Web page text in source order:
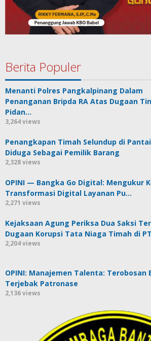
Berita Populer
Menanti Polres Pangkalpinang Dalam
Penanganan Bripda RA Atas Dugaan
Pidan…
3,264 views
Penangkapan Timah Selundup di Pantai
Diduga Sebagai Pemilik Barang
2,328 views
OPINI — Bangka Go Digital: Mengukur
Transformasi Digital Layanan Pu…
2,271 views
Kejaksaan Agung Periksa Dua Saksi
Dugaan Korupsi Tata Niaga Timah di
2,204 views
OPINI: Manajemen Talenta: Terobosan
Terjebak Patronase
2,136 views